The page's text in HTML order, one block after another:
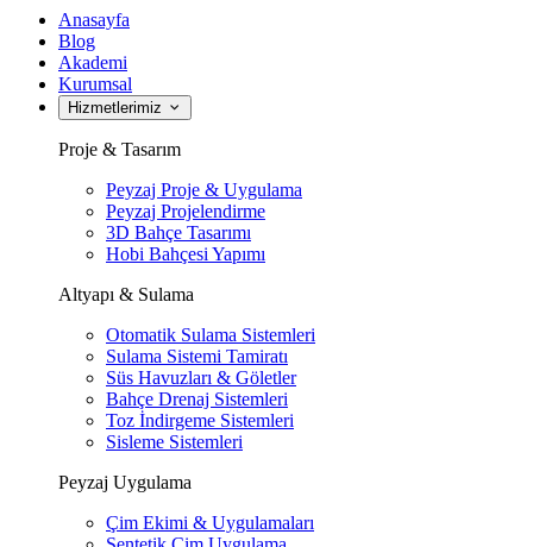
Anasayfa
Blog
Akademi
Kurumsal
Hizmetlerimiz
Proje & Tasarım
Peyzaj Proje & Uygulama
Peyzaj Projelendirme
3D Bahçe Tasarımı
Hobi Bahçesi Yapımı
Altyapı & Sulama
Otomatik Sulama Sistemleri
Sulama Sistemi Tamiratı
Süs Havuzları & Göletler
Bahçe Drenaj Sistemleri
Toz İndirgeme Sistemleri
Sisleme Sistemleri
Peyzaj Uygulama
Çim Ekimi & Uygulamaları